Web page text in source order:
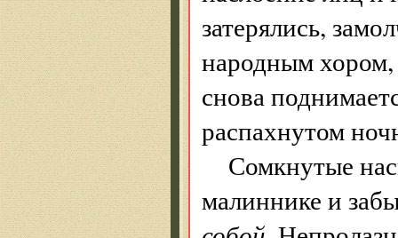
затерялись,
народным хором,
снова
распахнутом
Сомкнутые
малиннике и